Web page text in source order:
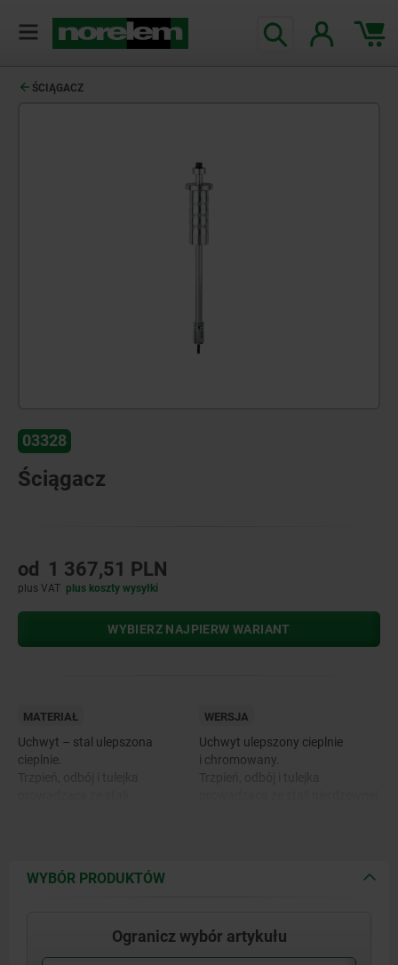
ŚCIĄGACZ
03328
Ściągacz
od 1 367,51 PLN
plus VAT plus koszty wysyłki
WYBIERZ NAJPIERW WARIANT
MATERIAŁ
Uchwyt – stal ulepszona
cieplnie.
WERSJA
Uchwyt ulepszony cieplnie
i chromowany.
WYBÓR PRODUKTÓW
Ogranicz wybór artykułu